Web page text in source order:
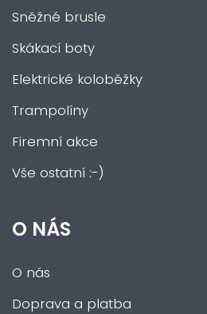
Sněžné brusle
Skákací boty
Elektrické koloběžky
Trampolíny
Firemní akce
Vše ostatní :-)
O NÁS
O nás
Doprava a platba